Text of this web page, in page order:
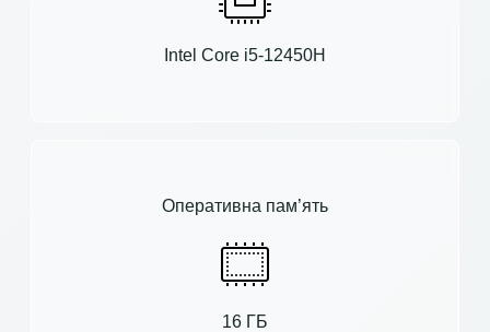
Intel Core i5-12450H
Оперативна пам’ять
16 ГБ